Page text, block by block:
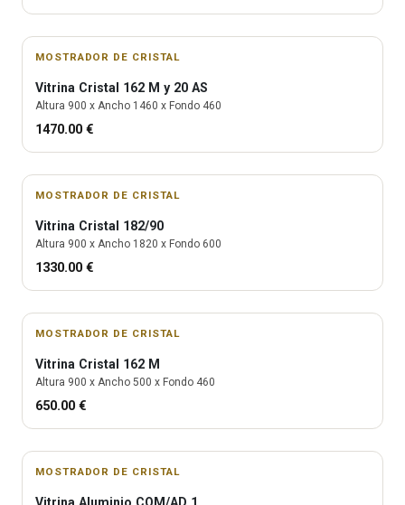
MOSTRADOR DE CRISTAL
Vitrina Cristal 162 M y 20 AS
Altura 900 x Ancho 1460 x Fondo 460
1470.00 €
MOSTRADOR DE CRISTAL
Vitrina Cristal 182/90
Altura 900 x Ancho 1820 x Fondo 600
1330.00 €
MOSTRADOR DE CRISTAL
Vitrina Cristal 162 M
Altura 900 x Ancho 500 x Fondo 460
650.00 €
MOSTRADOR DE CRISTAL